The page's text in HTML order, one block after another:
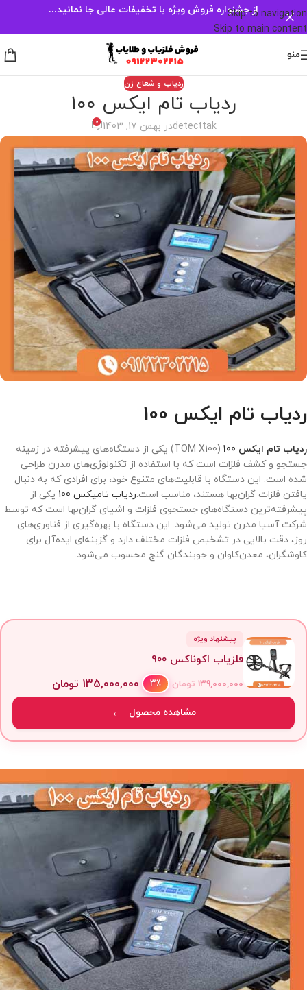
Skip to navigation
Skip to main content
از جشنواره فروش ویژه با تخفیفات عالی جا نمانید...
منو
ردیاب و شعاع زن
ردیاب تام ایکس 100
detecttakدر بهمن 17, 1403 0
ردیاب تام ایکس 100
ردیاب تام ایکس 100
(TOM X100) یکی از دستگاه‌های پیشرفته در زمینه
جستجو و کشف فلزات است که با استفاده از تکنولوژی‌های مدرن طراحی
شده است. این دستگاه با قابلیت‌های متنوع خود، برای افرادی که به دنبال
یافتن فلزات گران‌بها هستند، مناسب است.ردیاب تامیکس 100
یکی از
پیشرفته‌ترین دستگاه‌های جستجوی فلزات و اشیای گران‌بها است که توسط
شرکت آسیا مدرن تولید می‌شود. این دستگاه با بهره‌گیری از فناوری‌های
روز، دقت بالایی در تشخیص فلزات مختلف دارد و گزینه‌ای ایده‌آل برای
کاوشگران، معدن‌کاوان و جویندگان گنج محسوب می‌شود.
پیشنهاد ویژه
فلزیاب اکوناکس 900
139,000,000 تومان 3٪ 135,000,000 تومان
مشاهده محصول